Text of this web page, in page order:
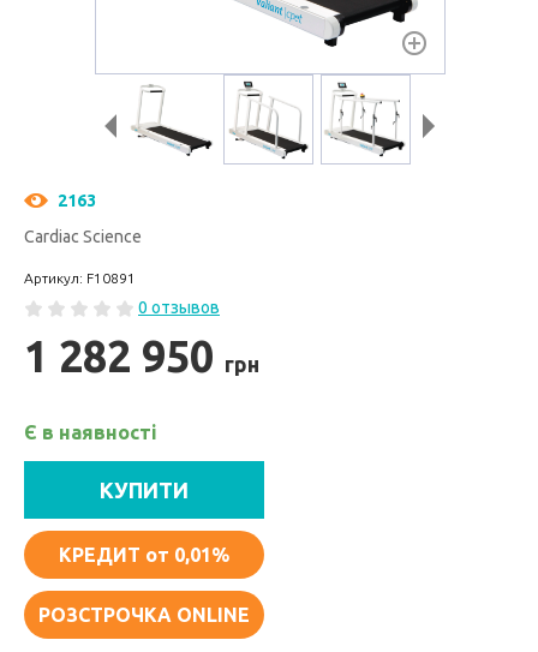
2163
Cardiac Science
Артикул: F10891
0 отзывов
1 282 950 грн
Є в наявності
КУПИТИ
КРЕДИТ от 0,01%
РОЗСТРОЧКА ONLINE